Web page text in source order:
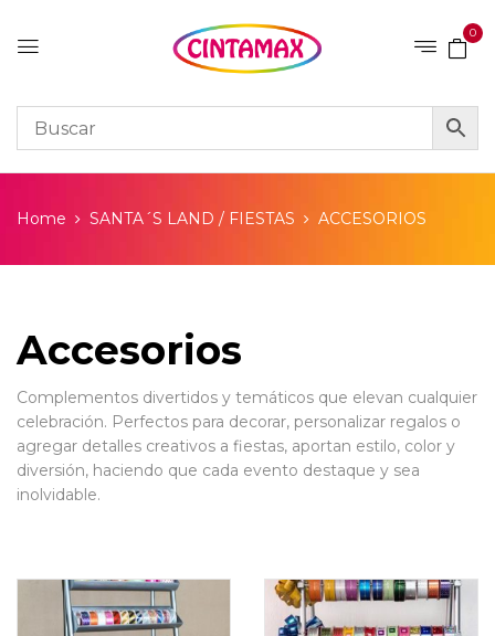
0
Home SANTA´S LAND / FIESTAS ACCESORIOS
Accesorios
Complementos divertidos y temáticos que elevan cualquier
celebración. Perfectos para decorar, personalizar regalos o
agregar detalles creativos a fiestas, aportan estilo, color y
diversión, haciendo que cada evento destaque y sea
inolvidable.